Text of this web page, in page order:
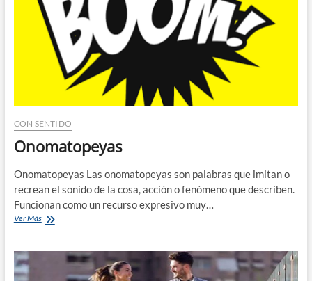
CON SENTIDO
Onomatopeyas
Onomatopeyas Las onomatopeyas son palabras que imitan o
recrean el sonido de la cosa, acción o fenómeno que describen.
Funcionan como un recurso expresivo muy…
Ver MásOnomatopeyas